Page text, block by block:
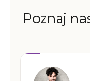
Poznaj